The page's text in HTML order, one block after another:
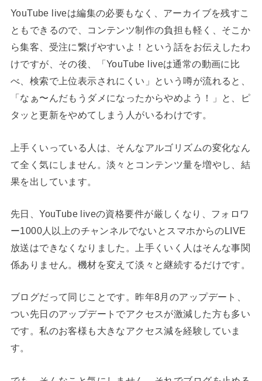
YouTube liveは編集の必要もなく、アーカイブを残すこ
ともできるので、コンテンツ制作の負担も軽く、そこか
ら集客、受注に繋げやすいよ！という話をお伝えしたわ
けですが、その後、「YouTube liveは通常の動画に比
べ、検索で上位表示されにくい」という噂が流れると、
「なぁ〜んだもうダメになったからやめよう！」と、ピ
タッと更新をやめてしまう人がいるわけです。
上手くいっている人は、そんなアルゴリズムの変化なん
て全く気にしません。淡々とコンテンツ量を増やし、結
果を出しています。
先日、YouTube liveの資格要件が厳しくなり、フォロワ
ー1000人以上のチャンネルでないとスマホからのLIVE
放送はできなくなりました。上手くいく人はそんな事関
係ありません。機材を変えて淡々と継続するだけです。
ブログだって同じことです。昨年8月のアップデート、
つい先日のアップデートでアクセスが激減した方も多い
です。私のお客様も大きなアクセス減を経験していま
す。